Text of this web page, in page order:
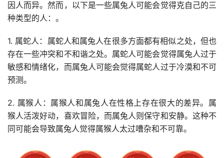
因人而异。然而，以下是一些属兔人可能会觉得克自己的三
种类型的人：。
1. 属蛇人：属蛇人和属兔人在很多方面都有相似之处，但也
存在一些冲突和不和谐之处。属蛇人可能会觉得属兔人过于
敏感和情绪化，而属兔人可能会觉得属蛇人过于冷漠和不可
预测。
2. 属猴人：属猴人和属兔人在性格上存在很大的差异。属
猴人活泼好动，喜欢冒险，而属兔人则保守和安静。这种不
同可能会导致属兔人觉得属猴人太过嘈杂和不可靠。